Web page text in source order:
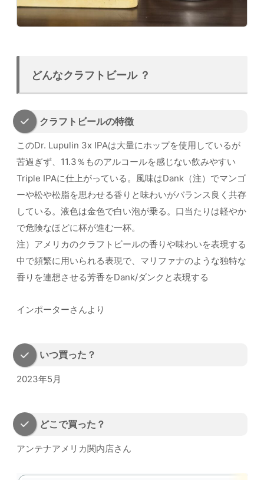
どんなクラフトビール ？
クラフトビールの特徴
このDr. Lupulin 3x IPAは大量にホップを使用しているが
苦過ぎず、11.3％ものアルコールを感じない飲みやすい
Triple IPAに仕上がっている。風味はDank（注）でマンゴ
ーや松や松脂を思わせる香りと味わいがバランス良く共存
している。液色は金色で白い泡が乗る。口当たりは軽やか
で危険なほどに杯が進む一杯。
注）アメリカのクラフトビールの香りや味わいを表現する
中で頻繁に用いられる表現で、マリファナのような独特な
香りを連想させる芳香をDank/ダンクと表現する
インポーターさんより
いつ買った？
2023年5月
どこで買った？
アンテナアメリカ関内店さん